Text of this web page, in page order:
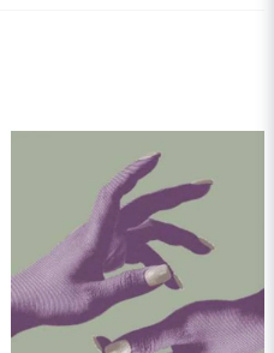
och naturlig lugn.
kontraster till fridfulla
återspeglar en resa
Med en blandning
klassiska motiv, min
söker inspiration i det
med en touch av
varje konstverk
skönhet i det